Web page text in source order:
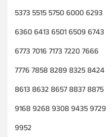
5373 5515 5750 6000 6293
6360 6413 6501 6509 6743
6773 7016 7173 7220 7666
7776 7858 8289 8325 8424
8613 8632 8657 8837 8875
9168 9268 9308 9435 9729
9952